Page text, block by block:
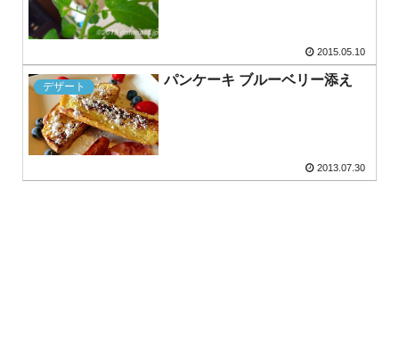
2015.05.10
デザート パンケーキ ブルーベリー添え
2013.07.30